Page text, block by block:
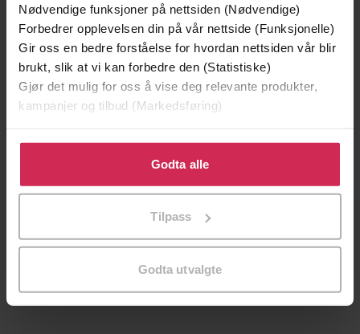
Nødvendige funksjoner på nettsiden (Nødvendige)
Forbedrer opplevelsen din på vår nettside (Funksjonelle)
Gir oss en bedre forståelse for hvordan nettsiden vår blir
brukt, slik at vi kan forbedre den (Statistiske)
Gjør det mulig for oss å vise deg relevante produkter,
kampanjer og tilbud (Markedsføring)
Klikk på «Godta alle» for å gi oss ditt samtykke til å
bruke cookies for alle disse formålene. Du kan også
tilpasse ditt samtykke til spesifikke formål ved å klikke
Godta alle
Tilpass
Godta utvalgte
179,-
349,-